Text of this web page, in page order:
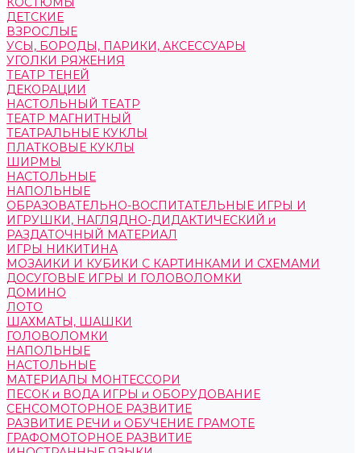
ДЕТСКИЕ
ВЗРОСЛЫЕ
УСЫ, БОРОДЫ, ПАРИКИ, АКСЕССУАРЫ
УГОЛКИ РЯЖЕНИЯ
ТЕАТР ТЕНЕЙ
ДЕКОРАЦИИ
НАСТОЛЬНЫЙ ТЕАТР
ТЕАТР МАГНИТНЫЙ
ТЕАТРАЛЬНЫЕ КУКЛЫ
ПЛАТКОВЫЕ КУКЛЫ
ШИРМЫ
НАСТОЛЬНЫЕ
НАПОЛЬНЫЕ
ОБРАЗОВАТЕЛЬНО-ВОСПИТАТЕЛЬНЫЕ ИГРЫ И
ИГРУШКИ, НАГЛЯДНО-ДИДАКТИЧЕСКИЙ и
РАЗДАТОЧНЫЙ МАТЕРИАЛ
ИГРЫ НИКИТИНА
МОЗАИКИ И КУБИКИ С КАРТИНКАМИ И СХЕМАМИ
ДОСУГОВЫЕ ИГРЫ И ГОЛОВОЛОМКИ
ДОМИНО
ЛОТО
ШАХМАТЫ, ШАШКИ
ГОЛОВОЛОМКИ
НАПОЛЬНЫЕ
НАСТОЛЬНЫЕ
МАТЕРИАЛЫ МОНТЕССОРИ
ПЕСОК и ВОДА ИГРЫ и ОБОРУДОВАНИЕ
СЕНСОМОТОРНОЕ РАЗВИТИЕ
РАЗВИТИЕ РЕЧИ и ОБУЧЕНИЕ ГРАМОТЕ
ГРАФОМОТОРНОЕ РАЗВИТИЕ